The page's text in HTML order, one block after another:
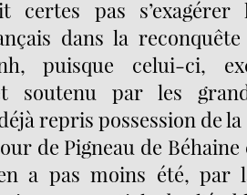
certes pas s’exagérer
dans la
puisque celui-ci,
soutenu par les
repris possession de
de Pigneau de Béhaine
a pas moins été, par